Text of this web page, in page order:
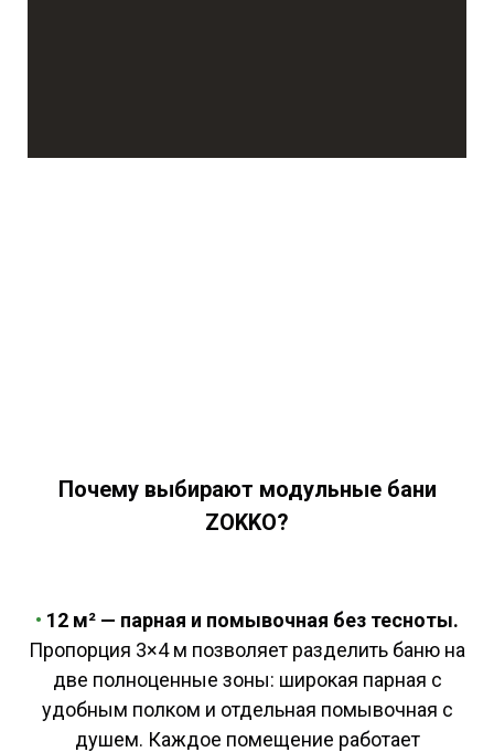
Почему выбирают модульные бани
ZOKKO?
• 12 м² — парная и помывочная без тесноты.
Пропорция 3×4 м позволяет разделить баню на
две полноценные зоны: широкая парная с
удобным полком и отдельная помывочная с
душем. Каждое помещение работает